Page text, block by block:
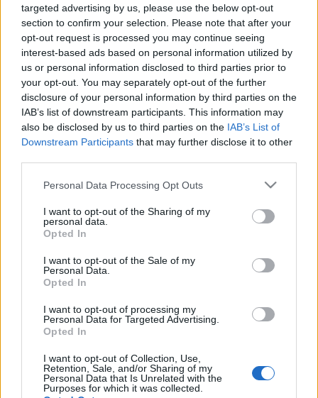
targeted advertising by us, please use the below opt-out
section to confirm your selection. Please note that after your
opt-out request is processed you may continue seeing
interest-based ads based on personal information utilized by
us or personal information disclosed to third parties prior to
your opt-out. You may separately opt-out of the further
disclosure of your personal information by third parties on the
IAB’s list of downstream participants. This information may
also be disclosed by us to third parties on the IAB’s List of
Downstream Participants that may further disclose it to other
Please note that this website/app uses one or more Google
not limited to your visit or usage behaviour. You may click to
grant or deny consent to Google and its third-party tags to
use your data for below specified purposes in below Google
consent section.
Personal Data Processing Opt Outs
I want to opt-out of the Sharing of my
personal data.
Opted In
I want to opt-out of the Sale of my
Personal Data.
Opted In
I want to opt-out of processing my
Personal Data for Targeted Advertising.
Opted In
I want to opt-out of Collection, Use,
Retention, Sale, and/or Sharing of my
Personal Data that Is Unrelated with the
Purposes for which it was collected.
A magyar nóták éneklésével rendkívüli sikereket ért el.
Korabeli felvétel a művésznőről:
Jákó Vera összesen 18 nagy hanglemezen működött közre,
önálló albumát Csendül a nótacímmel jelentette meg,
amelyen saját szerzemény is található. Később önálló
meg. A művésznő 1985-ben rangos állami kitüntetést
vehetett át, a Szakszervezetek Országos Tanácsának díját
(SZOT-díj). Többször is szerepelt televízióban, például 1977
szilveszterén közreműködött a Szilveszteri nótaszócímű